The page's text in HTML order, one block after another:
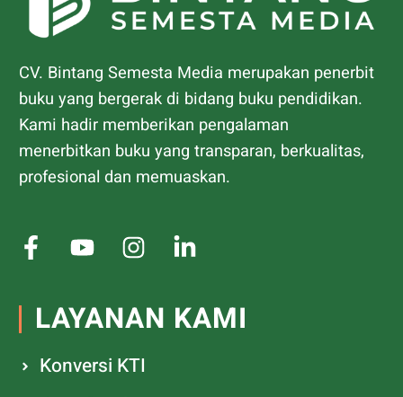
CV. Bintang Semesta Media merupakan penerbit
buku yang bergerak di bidang buku pendidikan.
Kami hadir memberikan pengalaman
menerbitkan buku yang transparan, berkualitas,
profesional dan memuaskan.
LAYANAN KAMI
Konversi KTI